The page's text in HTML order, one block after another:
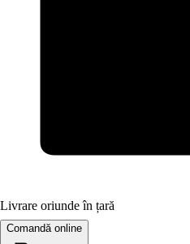
Livrare oriunde în țară
Comandă online